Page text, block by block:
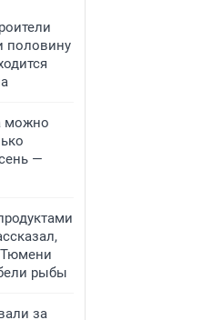
половину
можно
—
Тюмени
рыбы
за